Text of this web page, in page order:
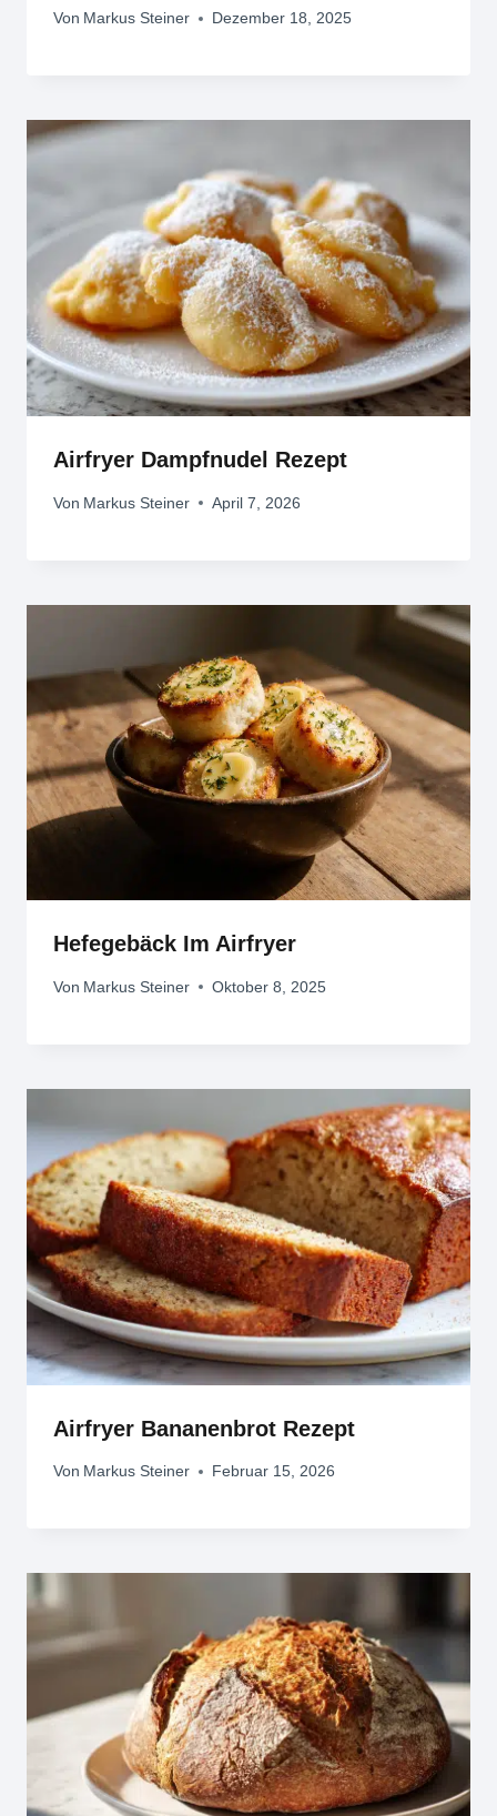
Von Markus Steiner Dezember 18, 2025
Airfryer Dampfnudel Rezept
Von Markus Steiner April 7, 2026
Hefegebäck Im Airfryer
Von Markus Steiner Oktober 8, 2025
Airfryer Bananenbrot Rezept
Von Markus Steiner Februar 15, 2026